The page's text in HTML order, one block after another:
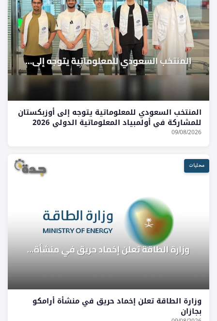
المنتخب السعودي للمعلوماتية يتوجه إلى أوزبكستان
للمشاركة في أولمبياد المعلوماتية الدولي 2026
09/08/2026
محليات
وزارة الطاقة تعلن إخماد حريق في منشأة أرامكو
بجازان